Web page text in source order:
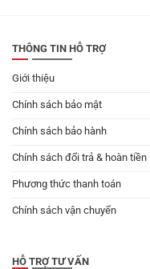
THÔNG TIN HỖ TRỢ
Giới thiệu
Chính sách bảo mật
Chính sách bảo hành
Chính sách đổi trả & hoàn tiền
Phương thức thanh toán
Chính sách vận chuyển
HỖ TRỢ TƯ VẤN